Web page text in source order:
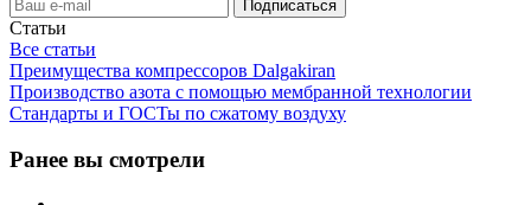
Статьи
Все статьи
Преимущества компрессоров Dalgakiran
Производство азота с помощью мембранной технологии
Стандарты и ГОСТы по сжатому воздуху
Ранее вы смотрели